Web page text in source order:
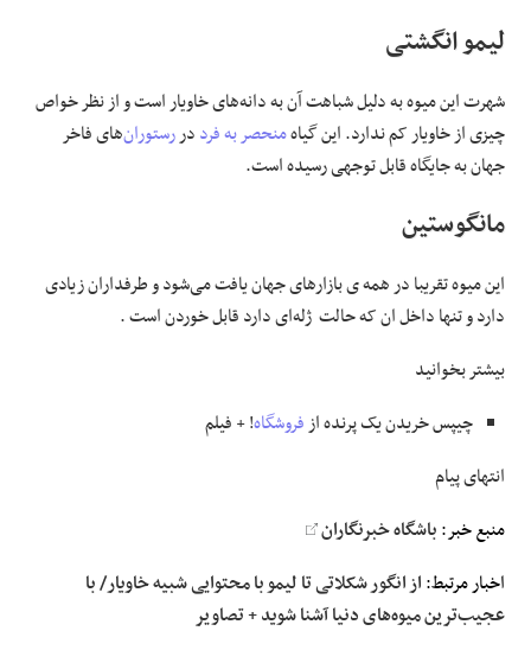
لیمو انگشتی
شهرت این میوه به دلیل شباهت آن به دانه‌های خاویار است و از نظر خواص
چیزی از خاویار کم ندارد. این گیاهمنحصر به فرددررستوران‌های فاخر
جهان به جایگاه قابل توجهی رسیده است.
مانگوستین
این میوه تقریبا در همه ی بازار‌های جهان یافت می‌شود و طرفداران زیادی
دارد و تنها داخل ان که حالت ژله‌ای دارد قابل خوردن است .
بیشتر بخوانید
چیپس خریدن یک پرنده ازفروشگاه! + فیلم
انتهای پیام
منبع خبر:باشگاه خبرنگاران
اخبار مرتبط:از انگور شکلاتی تا لیمو با محتوایی شبیه خاویار/ با
عجیب‌ترین میوه‌های دنیا آشنا شوید + تصاویر